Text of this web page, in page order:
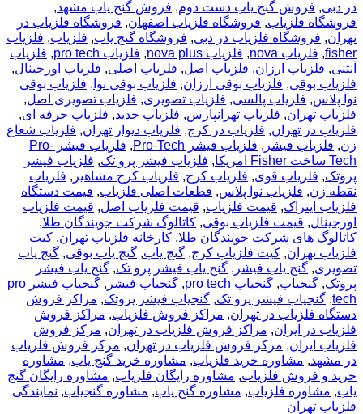
در دبی, فروش گنج یاب دست دوم, فروش گنج یاب مشهد,
فروشگاه فلزیاب, فروشگاه فلزیاب اصفهان, فروشگاه فلزیاب در
تهران, فروشگاه فلزیاب در دبی, فروشگاه گنج یاب, فلزیاب, فلزیاب
fisher
, فلزیاب nova , فلزیاب nova plus , فلزیاب pro tech , فلزیاب
آنتنی, فلزیاب ارزان, فلزیاب اصل, فلزیاب اصلی, فلزیاب اورجینال,
فلزیاب بوقی, فلزیاب بوقی ارزان, فلزیاب بوقی نوا , فلزیاب بوقی
نوا پلاس, فلزیاب پالسی, فلزیاب تصویری, فلزیاب تصویری اصل,
فلزیاب تهران, فلزیاب تهرانپارس, فلزیاب جدید, فلزیاب حرفه ای,
فلزیاب در تهران, فلزیاب در کرج, فلزیاب دیوار تهران, فلزیاب شعاع
زن, فلزیاب فیشر , فلزیاب فیشر Pro-Tech ,
فلزیاب فیشر Pro-
Tech ساخت Fisher امریکا
, فلزیاب فیشر پرو تک, فلزیاب فیشر
پروتک, فلزیاب قوی, فلزیاب کرج, فلزیاب کرج مشاهیر , فلزیاب
نقطه زن, فلزیاب نوا پلاس, قطعات اصلی فلزیاب, قیمت دستگاه
فلزیاب ایتراک, قیمت فلزیاب, قیمت فلزیاب اصل, قیمت فلزیاب
اورجینال, قیمت فلزیاب بوقی, کاتالوگ شرکت جویندگان طلا,
کاتالوگ های شرکت جویندگان طلا, کارخانه فلزیاب تهران, کیت
فلزیاب تهران, کیت فلزیاب کرج, گنج یاب, گنج یاب بوقی, گنج یاب
تصویری, گنج یاب فیشر , گنج یاب فیشر پرو تک, گنج یاب فیشر
پروتک, گنجیاب, گنجیاب pro tech , گنجیاب فیشر ,
گنجیاب فیشر pro
tech
, گنجیاب فیشر پرو تک, گنجیاب فیشر پروتک, مراکز فروش
دستگاه فلزیاب در تهران, مراکز فروش فلزیاب, مراکز فروش
فلزیاب در ایران, مراکز فروش فلزیاب در تهران, مرکز فروش
فلزیاب ایران, مرکز فروش فلزیاب در تهران, مرکز فروش فلزیاب
در مشهد, مشاوره خرید فلزیاب, مشاوره خرید گنج یاب, مشاوره
خرید و فروش فلزیاب, مشاوره رایگان فلزیاب, مشاوره رایگان گنج
یاب, مشاوره فلزیاب, مشاوره گنج یاب, مشاوره گنجیاب, نمایندگی
فلزیاب تهران